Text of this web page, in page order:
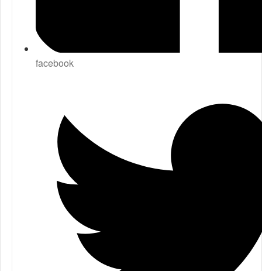
facebook